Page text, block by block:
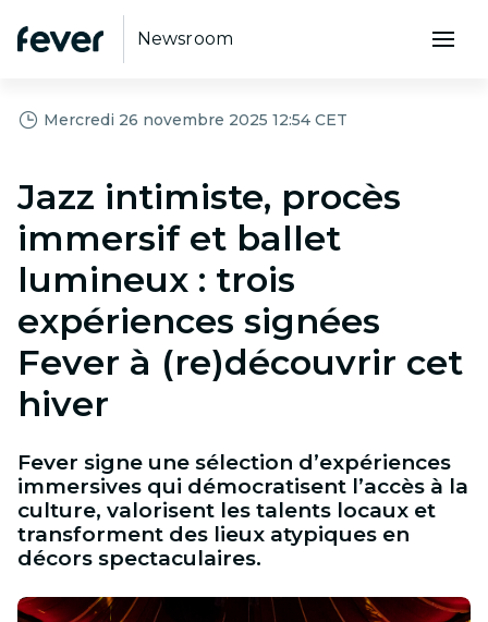
Newsroom
Mercredi 26 novembre 2025 12:54 CET
Jazz intimiste, procès
immersif et ballet
lumineux : trois
expériences signées
Fever à (re)découvrir cet
hiver
Fever signe une sélection d’expériences
immersives qui démocratisent l’accès à la
culture, valorisent les talents locaux et
transforment des lieux atypiques en
décors spectaculaires.